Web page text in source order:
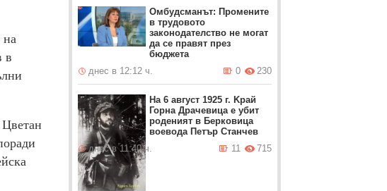
на
в
Омбудсманът: Промените
в трудовото
законодателство не могат
да се правят през
бюджета
днес в 12:12 ч.
230
0
На 6 август 1925 г. Kрай
Горна Драчевица е убит
роденият в Берковица
воевода Петър Станчев
днес в 11:40 ч.
715
11